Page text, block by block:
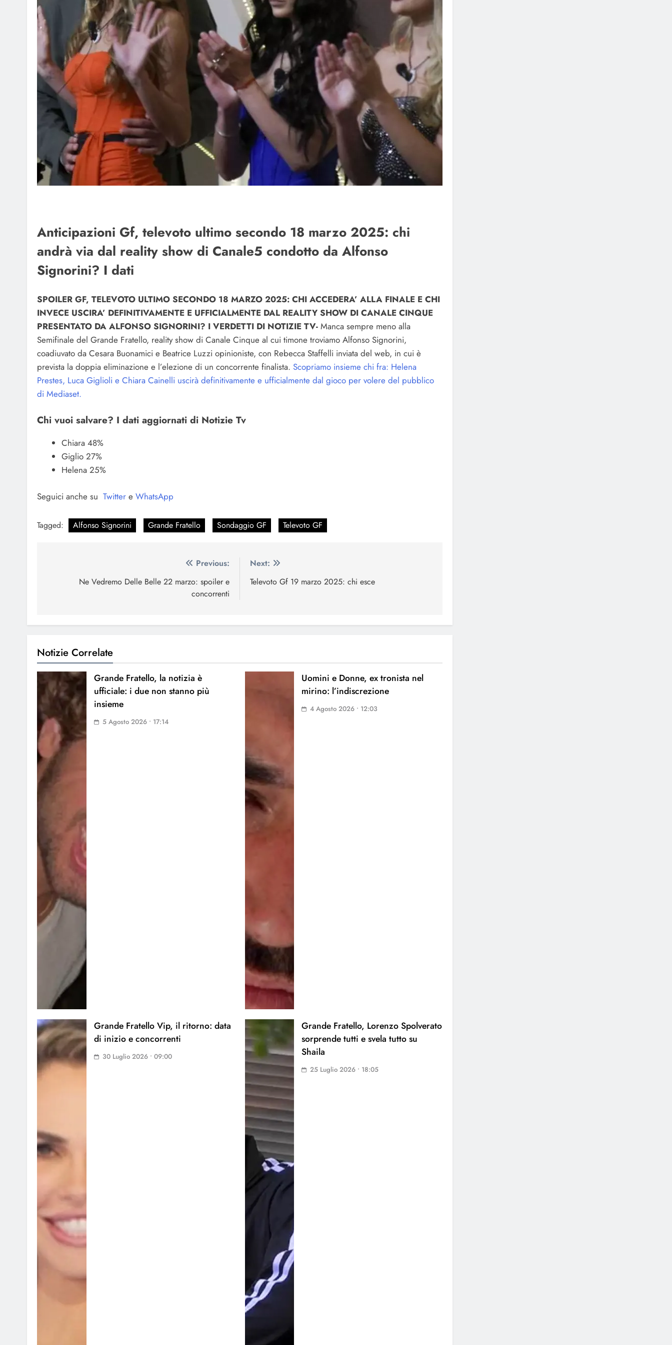
Anticipazioni Gf, televoto ultimo secondo 18 marzo 2025: chi
andrà via dal reality show di Canale5 condotto da Alfonso
Signorini? I dati
SPOILER GF, TELEVOTO ULTIMO SECONDO 18 MARZO 2025: CHI ACCEDERA’ ALLA FINALE E CHI
INVECE USCIRA’ DEFINITIVAMENTE E UFFICIALMENTE DAL REALITY SHOW DI CANALE CINQUE
PRESENTATO DA ALFONSO SIGNORINI? I VERDETTI DI NOTIZIE TV- Manca sempre meno alla
Semifinale del Grande Fratello, reality show di Canale Cinque al cui timone troviamo Alfonso Signorini,
coadiuvato da Cesara Buonamici e Beatrice Luzzi opinioniste, con Rebecca Staffelli inviata del web, in cui è
prevista la doppia eliminazione e l’elezione di un concorrente finalista. Scopriamo insieme chi fra: Helena
Prestes, Luca Giglioli e Chiara Cainelli uscirà definitivamente e ufficialmente dal gioco per volere del pubblico
di Mediaset.
Chi vuoi salvare? I dati aggiornati di Notizie Tv
Chiara 48%
Giglio 27%
Helena 25%
Seguici anche su Twitter e WhatsApp
Tagged: Alfonso Signorini Grande Fratello Sondaggio GF Televoto GF
articoli
Previous:
Ne Vedremo Delle Belle 22 marzo: spoiler e
concorrenti
Next:
Televoto Gf 19 marzo 2025: chi esce
Notizie Correlate
Grande Fratello, la notizia è
ufficiale: i due non stanno più
insieme
5 Agosto 2026 • 17:14
Uomini e Donne, ex tronista nel
mirino: l’indiscrezione
4 Agosto 2026 • 12:03
Grande Fratello Vip, il ritorno: data
di inizio e concorrenti
30 Luglio 2026 • 09:00
Grande Fratello, Lorenzo Spolverato
sorprende tutti e svela tutto su
Shaila
25 Luglio 2026 • 18:05